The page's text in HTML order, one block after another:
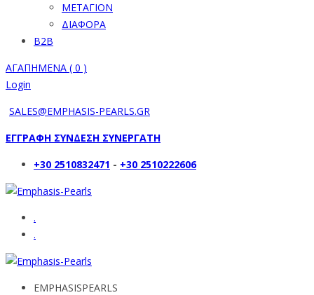
ΜΕΤΑΓΙΟΝ
ΔΙΑΦΟΡΑ
B2B
ΑΓΑΠΗΜΕΝΑ ( 0 )
Login
SALES@EMPHASIS-PEARLS.GR
ΕΓΓΡΑΦΗ ΣΥΝΔΕΣΗ ΣΥΝΕΡΓΑΤΗ
+30 2510832471 - +30 2510222606
.
.
EMPHASISPEARLS